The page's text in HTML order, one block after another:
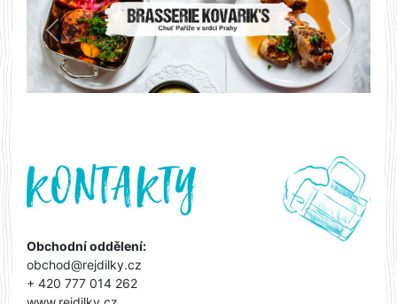
Předchozí Další
Obchodní oddělení:
obchod@rejdilky.cz
+ 420 777 014 262